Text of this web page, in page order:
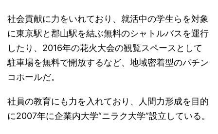
社会貢献に力をいれており、就活中の学生らを対象
に東京駅と郡山駅を結ぶ無料のシャトルバスを運行
したり、2016年の花火大会の観覧スペースとして
駐車場を無料で開放するなど、地域密着型のパチン
コホールだ。
社員の教育にも力を入れており、人間力形成を目的
に2007年に企業内大学“ニラク大学”設立している。